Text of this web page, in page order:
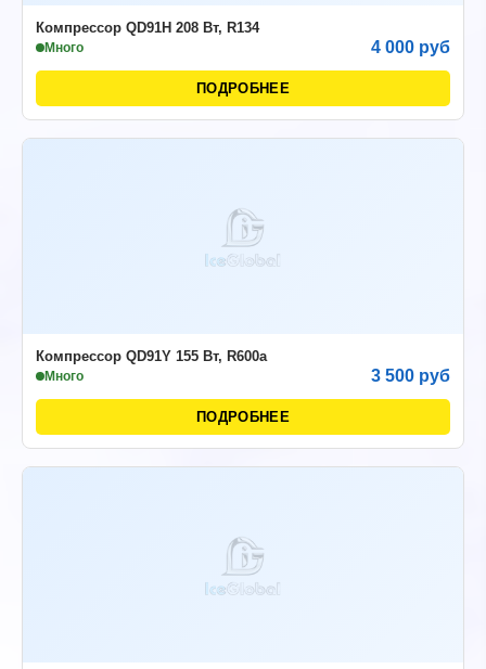
Компрессор QD91H 208 Вт, R134
Много 4 000 руб
ПОДРОБНЕЕ
Компрессор QD91Y 155 Вт, R600а
Много 3 500 руб
ПОДРОБНЕЕ